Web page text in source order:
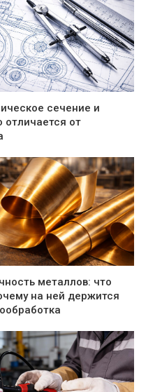
сечение и
отличается от
металлов: что
на ней держится